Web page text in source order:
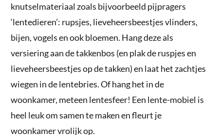
knutselmateriaal zoals bijvoorbeeld pijpragers
‘lentedieren’: rupsjes, lieveheersbeestjes vlinders,
bijen, vogels en ook bloemen. Hang deze als
versiering aan de takkenbos (en plak de ruspjes en
lieveheersbeestjes op de takken) en laat het zachtjes
wiegen in de lentebries. Of hang het in de
woonkamer, meteen lentesfeer! Een lente-mobiel is
heel leuk om samen te maken en fleurt je
woonkamer vrolijk op.